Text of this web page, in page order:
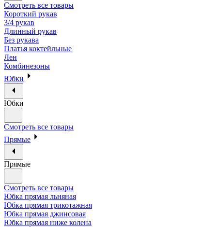
Смотреть все товары
Короткий рукав
3/4 рукав
Длинный рукав
Без рукава
Платья коктейльные
Лен
Комбинезоны
Юбки
Юбки
Смотреть все товары
Прямые
Прямые
Смотреть все товары
Юбка прямая льняная
Юбка прямая трикотажная
Юбка прямая джинсовая
Юбка прямая ниже колена